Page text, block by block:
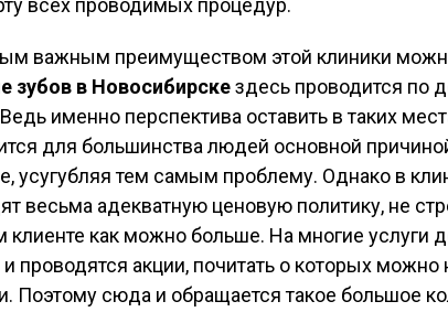
всех проводимых процедур.
важным преимуществом этой клиники можно
зубов в Новосибирскездесь проводится по
именно перспектива оставить в таких
для большинства людей основной
усугубляя тем самым проблему. Однако в
весьма адекватную ценовую политику, не
клиенте как можно больше. На многие услуги
проводятся акции, почитать о которых
Поэтому сюда и обращается такое большое